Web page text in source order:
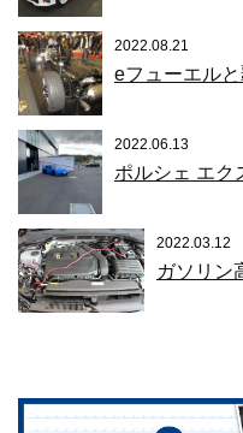
2022.08.21
eフューエル
2022.06.13
ポルシェ エク
2022.03.12
ガソリン